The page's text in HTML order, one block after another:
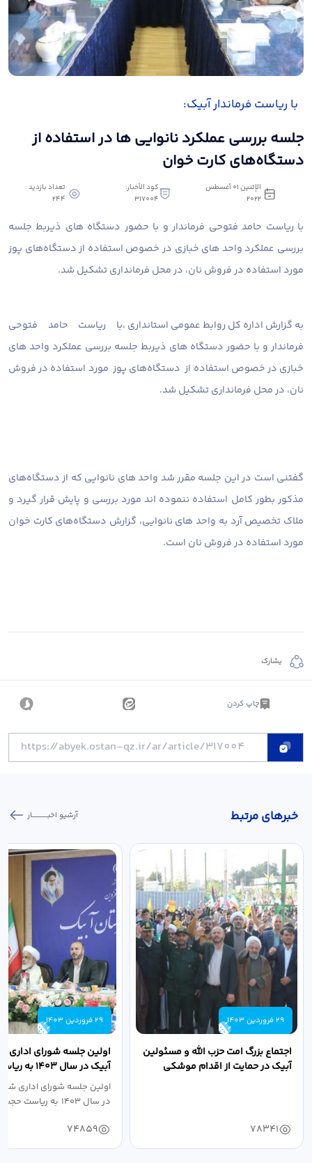
‍ ‍ با ریاست فرماندار آبیک:
جلسه بررسی عملکرد نانوایی ها در استفاده از
دستگاه‌های کارت خوان
الإثنين ٠١ أغسطس
٢٠٢٢
كود الأخبار:
317004
تعداد بازدید :
244
با ریاست حامد فتوحی فرماندار و با حضور دستگاه های ذیربط جلسه
بررسی عملکرد واحد های خبازی در خصوص استفاده از دستگاه‌های پوز
مورد استفاده در فروش نان، در محل فرمانداری تشکیل شد.
به گزارش اداره کل روابط عمومی استانداری ،با ریاست حامد فتوحی
فرماندار و با حضور دستگاه های ذیربط جلسه بررسی عملکرد واحد های
خبازی در خصوص استفاده از دستگاه‌های پوز مورد استفاده در فروش
نان، در محل فرمانداری تشکیل شد.
گفتنی است در این جلسه مقرر شد واحد های نانوایی که از دستگاه‌های
مذکور بطور کامل استفاده ننموده اند مورد بررسی و پایش قرار گیرد و
ملاک تخصیص آرد به واحد های نانوایی، گزارش دستگاه‌های کارت خوان
مورد استفاده در فروش نان است.
يشارك
چاپ کردن
خبر‌های مرتبط آرشیو اخبـــــــــــار
29 فروردین 1403
اجتماع بزرگ امت حزب الله و مسئولین
آبیک در حمایت از اقدام موشکی
78341
29 فروردین 1403
اولین جلسه شورای اداری
آبیک در سال
اله مددخانی...
اولین جلسه شورای اداری
در سال ۱۴۰۳ به ریاست حجت اله...
74859